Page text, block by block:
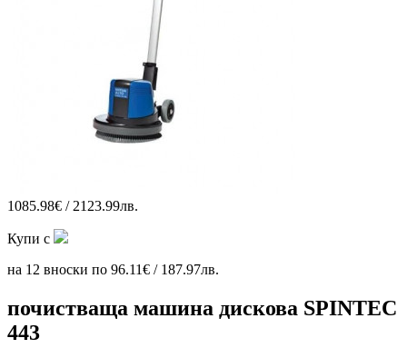
1085.98€ / 2123.99лв.
Купи с
на 12 вноски по 96.11€ / 187.97лв.
почистваща машина дискова SPINTEC
443